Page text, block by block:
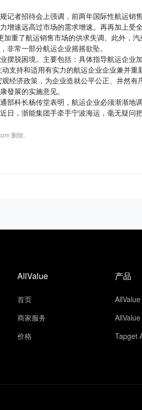
记者招待会上强调，前两年国际性航运销
增速远高过市场的需求增速。再再加上受
重了航运销售市场的供求失调。此外，
非常一部分航运企业摇摇欲坠。
摆脱困境。主要包括：具体指导航运企业
支持和适用有实力的航运企业企业兼并
经济政策，为企业造就公平公正、井然
發展的实施意见。
部科长杨传堂表明，航运企业必须渐渐地
，浙能集团手牵手宁波海运，毫无疑问
删除。
AllValue
首页
商家服务
价格
产品
Tapget